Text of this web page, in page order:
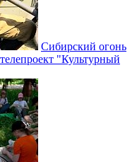
Сибирский огонь
"Культурный